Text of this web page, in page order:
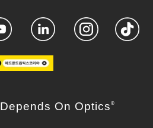
Depends On Optics ®